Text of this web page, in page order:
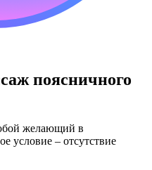
поясничного
желающий в
условие – отсутствие